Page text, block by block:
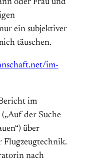
oder Frau und
ein subjektiver
täuschen.
im-
im
der Suche
über
Flugzeugtechnik.
nach